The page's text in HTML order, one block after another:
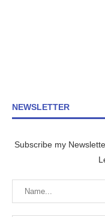
NEWSLETTER
Subscribe my